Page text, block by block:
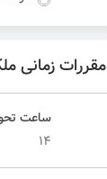
مقررات زمانی
ساعت
14